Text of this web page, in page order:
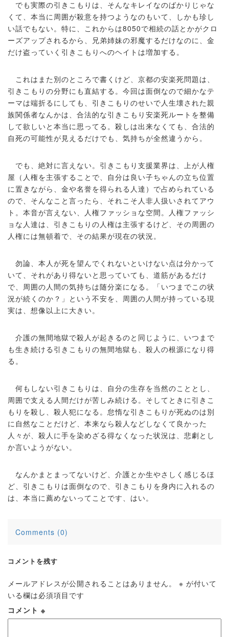
でも実際の引きこもりは、そんなキレイなのばかりじゃな
くて、本当に周囲が殺意を持つようなのもいて、しかも珍し
い話でもない。特に、これからは8050で相続の話とかがクロ
ーズアップされるから、兄弟姉妹の邪魔するだけなのに、金
だけ盗っていく引きこもりへのヘイトは増加する。
これはまた別のところで書くけど、京都の安楽死問題は、
引きこもりの分野にも直結する。今回は面倒なので細かなテ
ーマは端折るにしても、引きこもりのせいで人生壊された親
族関係者なんかは、合法的な引きこもり安楽死ルートを整備
して欲しいと本当に思ってる。殺しは出来なくても、合法的
自死の可能性が見えるだけでも、気持ちが全然違うから。
でも、絶対に言えない。引きこもり支援業界は、上が人権
屋（人権を主張することで、自分は良い子ちゃんの立ち位置
に置きながら、金や名誉を得られる人達）で占められている
ので、そんなこと言ったら、それこそ人非人扱いされてアウ
ト。本音が言えない、人権ファッショな空間。人権ファッシ
ョな人達は、引きこもりの人権は主張するけど、その周囲の
人権には無頓着で、その結果が現在の状況。
勿論、本人が死を望んでくれないといけない点は分かって
いて、それがあり得ないと思っていても、道筋があるだけ
で、周囲の人間の気持ちは随分楽になる。「いつまでこの状
況が続くのか？」という不安を、周囲の人間が持っている現
実は、想像以上に大きい。
介護の無間地獄で殺人が起きるのと同じように、いつまで
も生き続ける引きこもりの無間地獄も、殺人の根源になり得
る。
何もしない引きこもりは、自分の生存を当然のこととし、
周囲で支える人間だけが苦しみ続ける。そしてときに引きこ
もりを殺し、殺人犯になる。怠惰な引きこもりが死ぬのは別
に自然なことだけど、本来なら殺人などしなくて良かった
人々が、殺人に手を染めざる得なくなった状況は、悲劇とし
か言いようがない。
なんかまとまってないけど、介護とか生やさしく感じるほ
ど、引きこもりは面倒なので、引きこもりを身内に入れるの
は、本当に薦めないってことです、はい。
Comments (0)
コメントを残す
メールアドレスが公開されることはありません。 ※ が付いて
いる欄は必須項目です
コメント ※